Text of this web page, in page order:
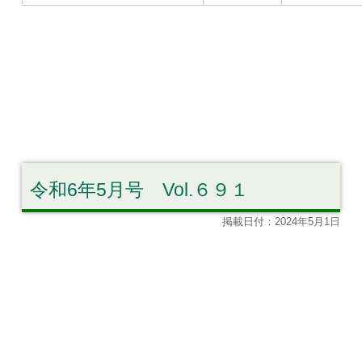
令和6年5月号 Vol.６９１
掲載日付：2024年5月1日